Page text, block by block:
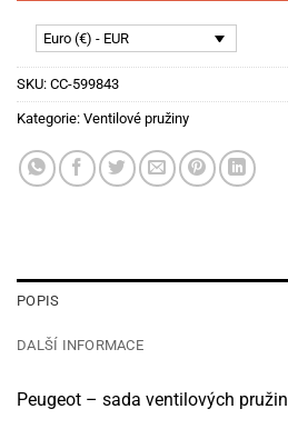
Euro (€) - EUR
SKU: CC-599843
Kategorie: Ventilové pružiny
POPIS
DALŠÍ INFORMACE
Peugeot – sada ventilových pružin